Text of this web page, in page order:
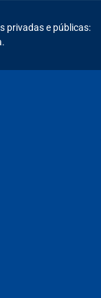
privadas e públicas: